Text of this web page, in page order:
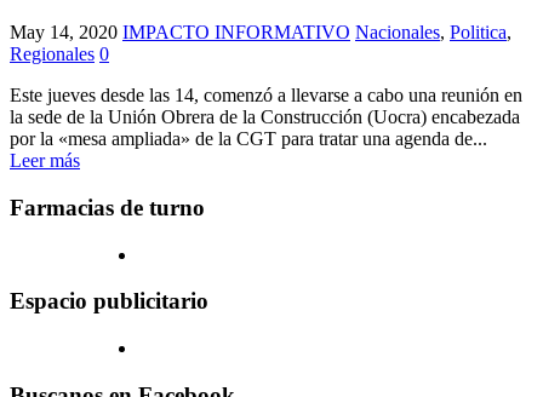
May 14, 2020 IMPACTO INFORMATIVO Nacionales, Politica,
Regionales 0
Este jueves desde las 14, comenzó a llevarse a cabo una reunión en
la sede de la Unión Obrera de la Construcción (Uocra) encabezada
por la «mesa ampliada» de la CGT para tratar una agenda de...
Leer más
Farmacias de turno
Espacio publicitario